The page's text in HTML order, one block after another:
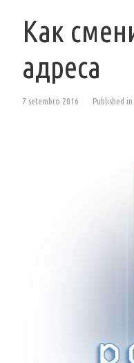
Как
адреса
7 setembro 2016 Published in